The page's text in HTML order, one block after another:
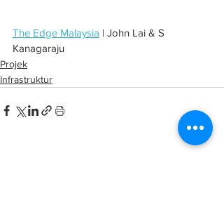
The Edge Malaysia | John Lai & S
Kanagaraju
Projek
Infrastruktur